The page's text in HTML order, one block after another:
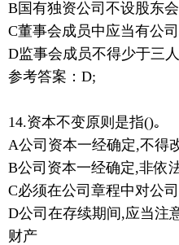
B国有独资公司不设股东会
C董事会成员中应当有公
D监事会成员不得少于三人
参考答案：D;
14.资本不变原则是指()｡
A公司资本一经确定,不得
B公司资本一经确定,非依
C必须在公司章程中对公
D公司在存续期间,应当注
财产